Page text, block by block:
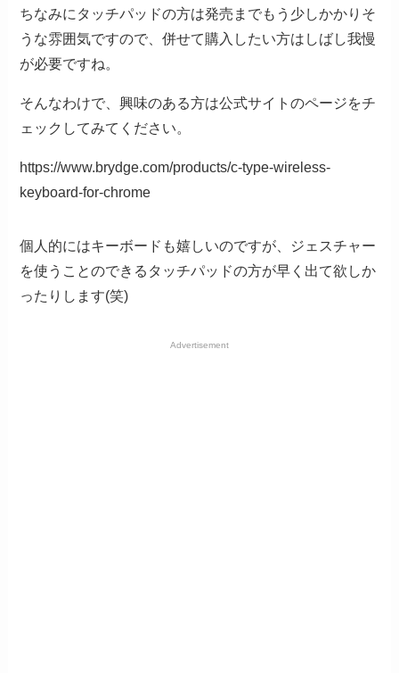
ちなみにタッチパッドの方は発売までもう少しかかりそ
うな雰囲気ですので、併せて購入したい方はしばし我慢
が必要ですね。
そんなわけで、興味のある方は公式サイトのページをチ
ェックしてみてください。
https://www.brydge.com/products/c-type-wireless-
keyboard-for-chrome
個人的にはキーボードも嬉しいのですが、ジェスチャー
を使うことのできるタッチパッドの方が早く出て欲しか
ったりします(笑)
Advertisement